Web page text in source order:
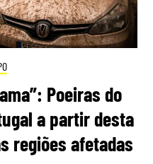
Poeiras do
a partir desta
regiões afetadas